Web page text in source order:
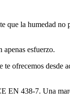
que la humedad no
apenas esfuerzo.
ofrecemos desde
EN 438-7. Una